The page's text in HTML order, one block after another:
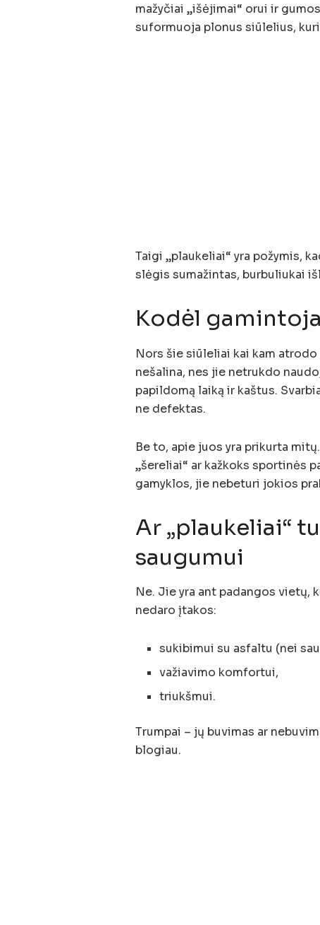
mažyčiai „išėjimai“ orui ir
suformuoja plonus siūlelius,
Taigi „plaukeliai“ yra požymis,
slėgis sumažintas, burbuliukai
Kodėl
Nors šie siūleliai kai kam
nešalina, nes jie netrukdo
papildomą laiką ir kaštus.
ne defektas.
Be to, apie juos yra prikurta
„šereliai“ ar kažkoks sportinės
gamyklos, jie nebeturi jokios
Ar „plaukeliai“
saugumui
Ne. Jie yra ant padangos vietų,
nedaro įtakos:
sukibimui su asfaltu (nei
važiavimo komfortui,
triukšmui.
Trumpai – jų buvimas ar
blogiau.